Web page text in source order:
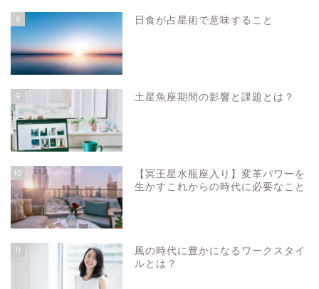
8 日食が占星術で意味すること
9 土星魚座期間の影響と課題とは？
10
【冥王星水瓶座入り】変革パワーを
生かすこれからの時代に必要なこと
11
風の時代に豊かになるワークスタイ
ルとは？